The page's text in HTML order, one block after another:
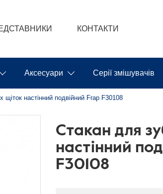
КОНТАКТИ
Аксесуари Серії змішувачів
щіток настінний подвійний Frap F30108
Стакан для
настінний
F30108